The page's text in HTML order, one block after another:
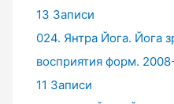
13 Записи
024. Янтра Йога. Йога
восприятия форм.
11 Записи